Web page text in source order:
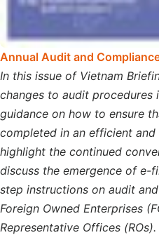
Annual Audit and
In this issue of Vietnam
changes to audit procedures
guidance on how to ensure
completed in an efficient and
highlight the continued
discuss the emergence of
step instructions on audit
Foreign Owned Enterprises
Representative Offices (ROs).